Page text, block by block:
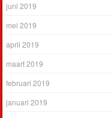
juni 2019
mei 2019
april 2019
maart 2019
februari 2019
januari 2019